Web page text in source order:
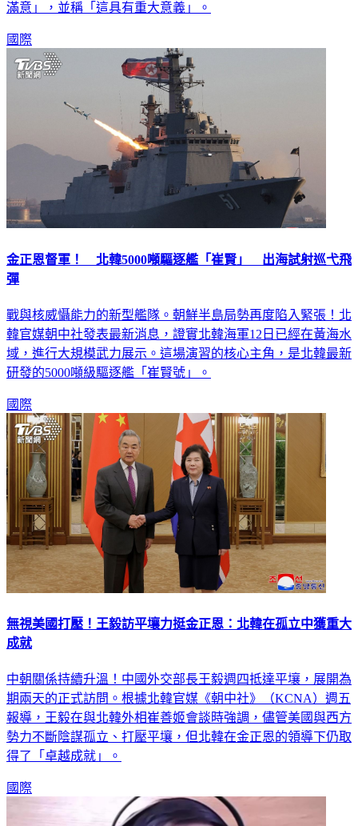
滿意」，並稱「這具有重大意義」。
國際
金正恩督軍！ 北韓5000噸驅逐艦「崔賢」 出海試射巡弋飛
彈
戰與核威懾能力的新型艦隊。朝鮮半島局勢再度陷入緊張！北
韓官媒朝中社發表最新消息，證實北韓海軍12日已經在黃海水
域，進行大規模武力展示。這場演習的核心主角，是北韓最新
研發的5000噸級驅逐艦「崔賢號」。
國際
無視美國打壓！王毅訪平壤力挺金正恩：北韓在孤立中獲重大
成就
中朝關係持續升溫！中國外交部長王毅週四抵達平壤，展開為
期兩天的正式訪問。根據北韓官媒《朝中社》（KCNA）週五
報導，王毅在與北韓外相崔善姬會談時強調，儘管美國與西方
勢力不斷陰謀孤立、打壓平壤，但北韓在金正恩的領導下仍取
得了「卓越成就」。
國際